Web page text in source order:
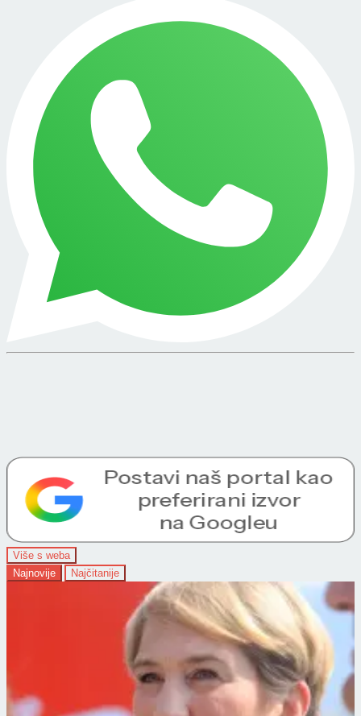
Više s weba
Najnovije
Najčitanije